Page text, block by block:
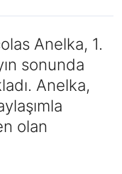
Anelka, 1.
sonunda
Anelka,
olan